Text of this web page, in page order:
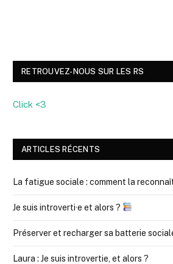
RETROUVEZ-NOUS SUR LES RS
Click <3
ARTICLES RÉCENTS
La fatigue sociale : comment la
Je suis introverti·e et alors ?
Préserver et recharger sa batterie
Laura : Je suis introvertie, et alors ?